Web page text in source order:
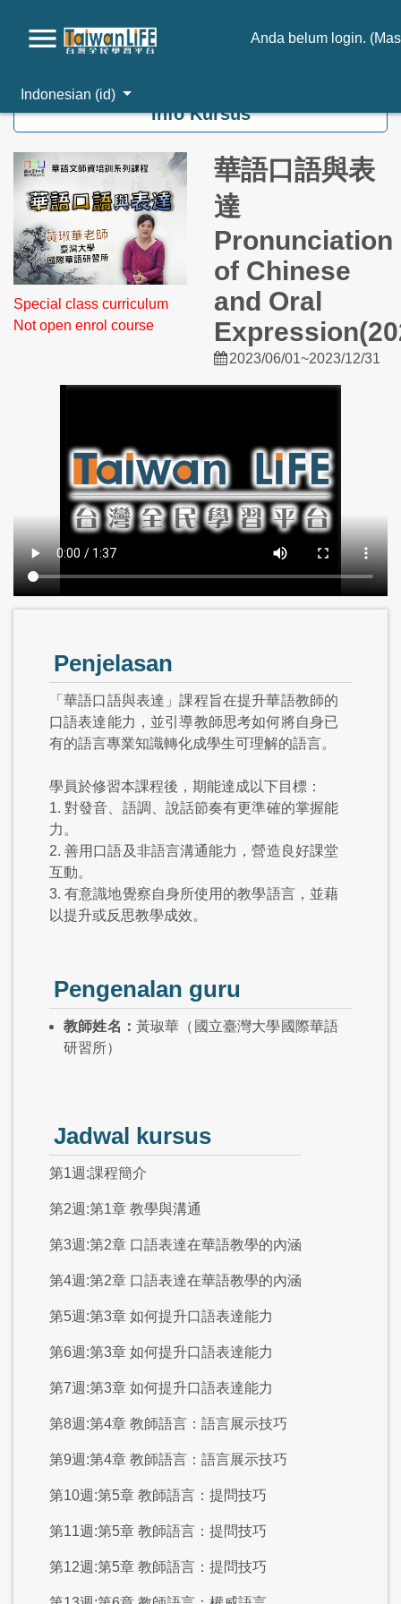
Anda belum login. (
Indonesian ‎(id)‎
Info Kursus
Special class curriculum
Not open enrol course
華語口語與表
達
Pronunciation
of Chinese
and Oral
2023/06/01~2023/12/31
Penjelasan
「華語口語與表達」課程旨在提升華語教師的
口語表達能力，並引導教師思考如何將自身已
有的語言專業知識轉化成學生可理解的語言。
學員於修習本課程後，期能達成以下目標：
1. 對發音、語調、說話節奏有更準確的掌握能
力。
2. 善用口語及非語言溝通能力，營造良好課堂
互動。
3. 有意識地覺察自身所使用的教學語言，並藉
以提升或反思教學成效。
Pengenalan guru
教師姓名： 黃琡華（國立臺灣大學國際華語
研習所）
Jadwal kursus
第1週:課程簡介
第2週:第1章 教學與溝通
第3週:第2章 口語表達在華語教學的內涵
第4週:第2章 口語表達在華語教學的內涵
第5週:第3章 如何提升口語表達能力
第6週:第3章 如何提升口語表達能力
第7週:第3章 如何提升口語表達能力
第8週:第4章 教師語言：語言展示技巧
第9週:第4章 教師語言：語言展示技巧
第10週:第5章 教師語言：提問技巧
第11週:第5章 教師語言：提問技巧
第12週:第5章 教師語言：提問技巧